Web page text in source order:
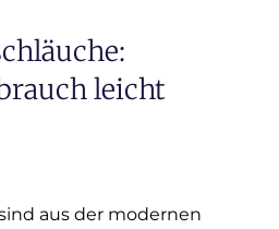
leicht
aus der modernen